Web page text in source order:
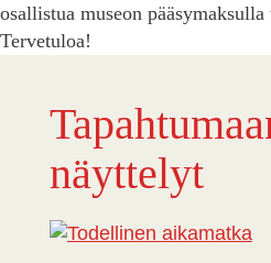
osallistua museon
Tervetuloa!
näyttelyt